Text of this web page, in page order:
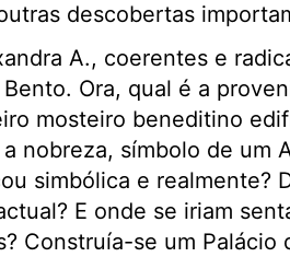
descobertas
A., coerentes e
Ora, qual é a
mosteiro beneditino
nobreza, símbolo de um
simbólica e realmente?
E onde se iriam
Construía-se um Palácio